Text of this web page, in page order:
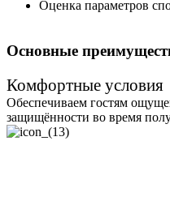
Оценка параметров
Основные
Комфортные условия
Обеспечиваем гостям
защищённости во время